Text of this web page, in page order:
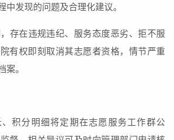
中发现的问题及合理化建议。
存在违规违纪、服务态度恶劣、拒不服
有权即刻取消其志愿者资格，情节严重
案。
积分明细将定期在志愿服务工作群公